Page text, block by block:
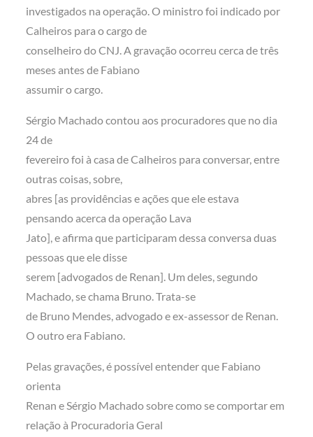
investigados na operação. O ministro foi indicado por
Calheiros para o cargo de
conselheiro do CNJ. A gravação ocorreu cerca de três
meses antes de Fabiano
assumir o cargo.
Sérgio Machado contou aos procuradores que no dia
24 de
fevereiro foi à casa de Calheiros para conversar, entre
outras coisas, sobre,
abres [as providências e ações que ele estava
pensando acerca da operação Lava
Jato], e afirma que participaram dessa conversa duas
pessoas que ele disse
serem [advogados de Renan]. Um deles, segundo
Machado, se chama Bruno. Trata-se
de Bruno Mendes, advogado e ex-assessor de Renan.
O outro era Fabiano.
Pelas gravações, é possível entender que Fabiano
orienta
Renan e Sérgio Machado sobre como se comportar em
relação à Procuradoria Geral